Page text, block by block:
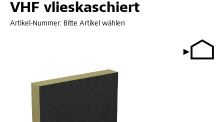
VHF vlieskaschiert
Artikel-Nummer: Bitte Artikel wählen